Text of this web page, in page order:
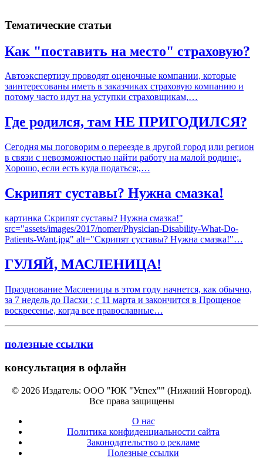
Тематические статьи
Как "поставить на место" страховую?
Автоэкспертизу проводят оценочные компании, которые
заинтересованы иметь в заказчиках страховую компанию и
потому часто идут на уступки страховщикам,…
Где родился, там НЕ ПРИГОДИЛСЯ?
Сегодня мы поговорим о переезде в другой город или регион
в связи с невозможностью найти работу на малой родине;.
Хорошо, если есть куда податься;,…
Скрипят суставы? Нужна смазка!
картинка Скрипят суставы? Нужна смазка!"
src="assets/images/2017/nomer/Physician-Disability-What-Do-
Patients-Want.jpg" alt="Скрипят суставы? Нужна смазка!"…
ГУЛЯЙ, МАСЛЕНИЦА!
Празднование Масленицы в этом году начнется, как обычно,
за 7 недель до Пасхи ; с 11 марта и закончится в Прощеное
воскресенье, когда все православные…
полезные ссылки
консультация в офлайн
© 2026 Издатель: ООО "ЮК "Успех"" (Нижний Новгород).
Все права защищены
О нас
Политика конфиденциальности сайта
Законодательство о рекламе
Полезные ссылки